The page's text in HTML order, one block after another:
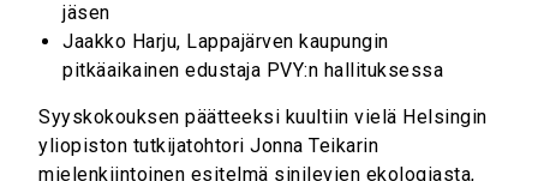
jäsen
Jaakko Harju, Lappajärven kaupungin
pitkäaikainen edustaja PVY:n hallituksessa
Syyskokouksen päätteeksi kuultiin vielä Helsingin
yliopiston tutkijatohtori Jonna Teikarin
mielenkiintoinen esitelmä sinilevien ekologiasta,